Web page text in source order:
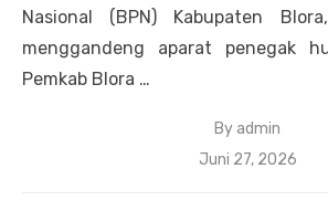
Nasional (BPN) Kabupaten
menggandeng aparat penegak
Pemkab Blora …
By admin
Posted
Juni 27, 2026